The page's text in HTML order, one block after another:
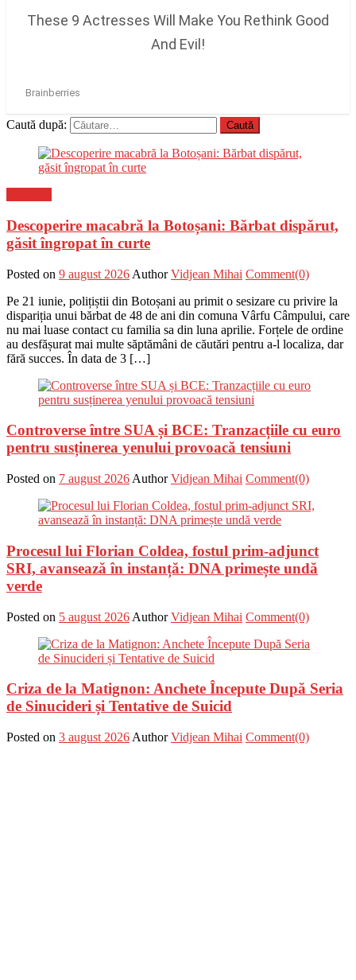
Caută după:
Descoperire macabră la Botoșani: Bărbat dispărut,
găsit îngropat în curte
Posted on 9 august 2026 Author Vidjean Mihai Comment(0)
Pe 21 iunie, polițiștii din Botoșani au primit o sesizare cu privire la
dispariția unui bărbat de 48 de ani din comuna Vârfu Câmpului, care
nu mai luase contact cu familia sa din luna aprilie. Forțele de ordine
au desfășurat mai multe săptămâni de căutări pentru a-l localiza, dar
fără succes. În data de 3 […]
Controverse între SUA și BCE: Tranzacțiile cu euro
pentru susținerea yenului provoacă tensiuni
Posted on 7 august 2026 Author Vidjean Mihai Comment(0)
Procesul lui Florian Coldea, fostul prim-adjunct
SRI, avansează în instanță: DNA primește undă
verde
Posted on 5 august 2026 Author Vidjean Mihai Comment(0)
Criza de la Matignon: Anchete Începute După Seria
de Sinucideri și Tentative de Suicid
Posted on 3 august 2026 Author Vidjean Mihai Comment(0)